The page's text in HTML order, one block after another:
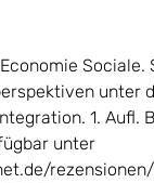
unter
1. Aufl.
unter